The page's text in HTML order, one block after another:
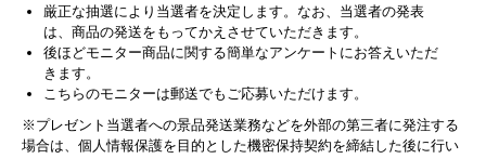
厳正な抽選により当選者を決定します。なお、当選者の発表
は、商品の発送をもってかえさせていただきます。
後ほどモニター商品に関する簡単なアンケートにお答えいただ
きます。
こちらのモニターは郵送でもご応募いただけます。
※プレゼント当選者への景品発送業務などを外部の第三者に発注する
場合は、個人情報保護を目的とした機密保持契約を締結した後に行い